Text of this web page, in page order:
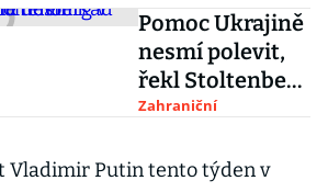
Pomoc Ukrajině
nesmí polevit,
řekl Stoltenberg
v Praze. Pavel
TGM
Zahraniční
Vladimir Putin tento týden v